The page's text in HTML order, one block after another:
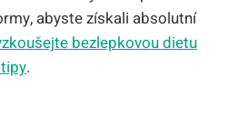
abyste získali absolutní
bezlepkovou dietu
.